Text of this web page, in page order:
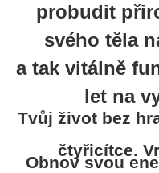
probudit
svého těla
a tak vitálně
let na
Tvůj život bez
čtyřicítce.
Obnov svou